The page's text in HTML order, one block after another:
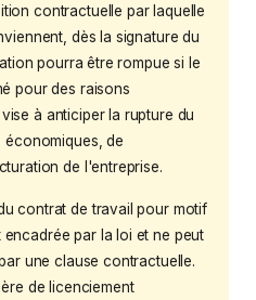
contractuelle par laquelle
dès la signature du
pourra être rompue si le
pour des raisons
à anticiper la rupture du
de
de l'entreprise.
contrat de travail pour motif
par la loi et ne peut
une clause contractuelle.
de licenciement